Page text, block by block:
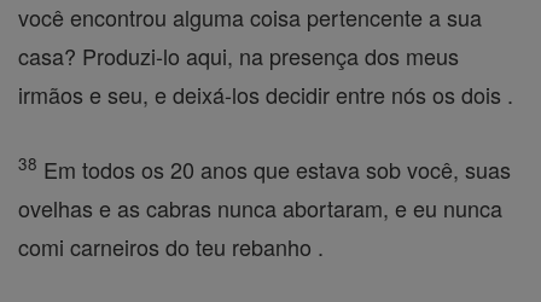
você encontrou alguma coisa pertencente a sua
casa? Produzi-lo aqui, na presença dos meus
irmãos e seu, e deixá-los decidir entre nós os dois .
38 Em todos os 20 anos que estava sob você, suas
ovelhas e as cabras nunca abortaram, e eu nunca
comi carneiros do teu rebanho .